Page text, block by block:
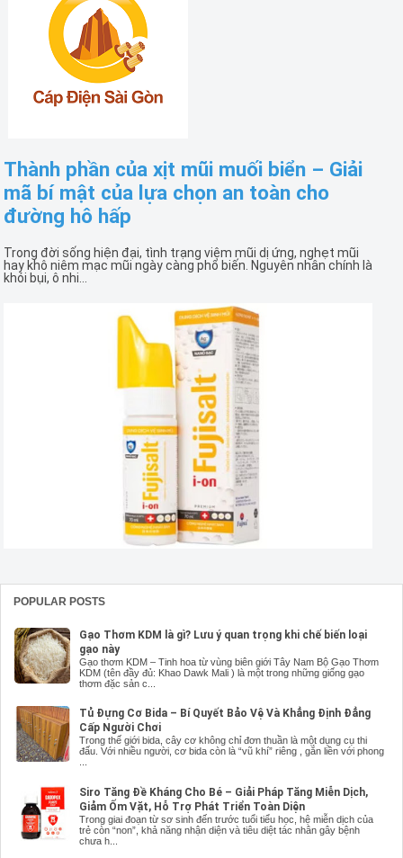
Thành phần của xịt mũi muối biển – Giải
mã bí mật của lựa chọn an toàn cho
đường hô hấp
Trong đời sống hiện đại, tình trạng viêm mũi dị ứng, nghẹt mũi
hay khô niêm mạc mũi ngày càng phổ biến. Nguyên nhân chính là
khói bụi, ô nhi...
POPULAR POSTS
Gạo Thơm KDM là gì? Lưu ý quan trọng khi chế biến loại
gạo này
Gạo thơm KDM – Tinh hoa từ vùng biên giới Tây Nam Bộ Gạo Thơm
KDM (tên đầy đủ: Khao Dawk Mali ) là một trong những giống gạo
thơm đặc sản c...
Tủ Đựng Cơ Bida – Bí Quyết Bảo Vệ Và Khẳng Định Đẳng
Cấp Người Chơi
Trong thế giới bida, cây cơ không chỉ đơn thuần là một dụng cụ thi
đấu. Với nhiều người, cơ bida còn là “vũ khí” riêng , gắn liền với phong
...
Siro Tăng Đề Kháng Cho Bé – Giải Pháp Tăng Miễn Dịch,
Giảm Ốm Vặt, Hỗ Trợ Phát Triển Toàn Diện
Trong giai đoạn từ sơ sinh đến trước tuổi tiểu học, hệ miễn dịch của
trẻ còn “non”, khả năng nhận diện và tiêu diệt tác nhân gây bệnh
chưa h...